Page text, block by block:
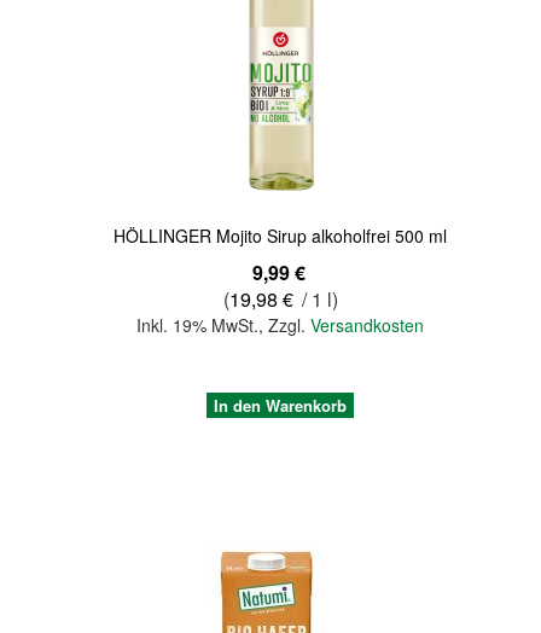
HÖLLINGER Mojito Sirup alkoholfrei 500 ml
9,99 €
(19,98 € / 1 l)
Inkl. 19% MwSt.,Zzgl.Versandkosten
In den Warenkorb